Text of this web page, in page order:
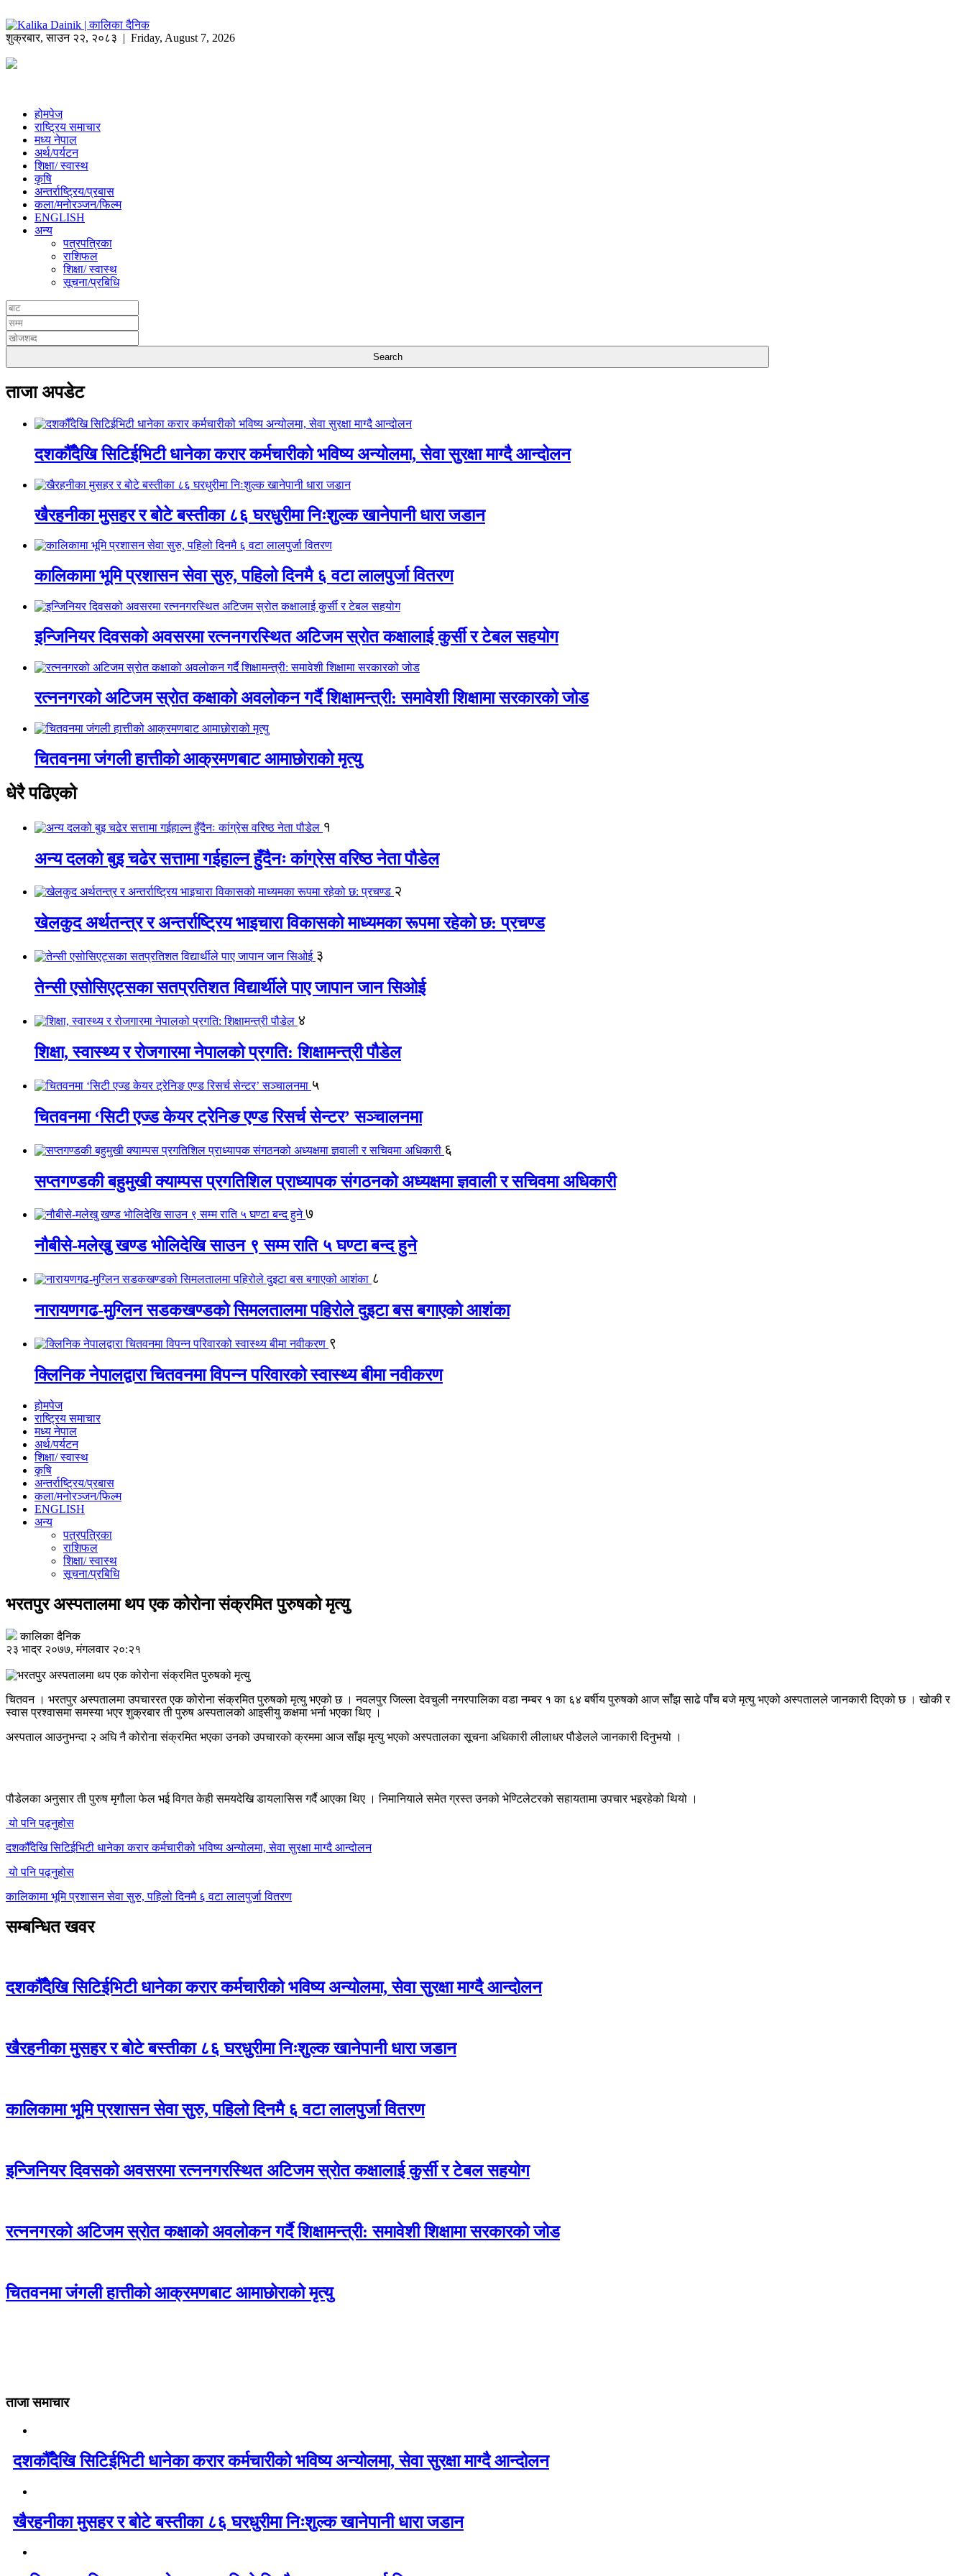
शुक्रबार,साउन २२, २०८३ | Friday, August 7, 2026
होमपेज
राष्ट्रिय समाचार
मध्य नेपाल
अर्थ/पर्यटन
शिक्षा/ स्वास्थ
कृषि
अन्तर्राष्ट्रिय/प्रबास
कला/मनोरञ्जन/फिल्म
ENGLISH
अन्य
पत्रपत्रिका
राशिफल
शिक्षा/ स्वास्थ
सूचना/प्रबिधि
ताजा अपडेट
दशकौँदेखि सिटिईभिटी धानेका करार कर्मचारीको भविष्य अन्योलमा, सेवा सुरक्षा माग्दै आन्दोलन
खैरहनीका मुसहर र बोटे बस्तीका ८६ घरधुरीमा निःशुल्क खानेपानी धारा जडान
कालिकामा भूमि प्रशासन सेवा सुरु, पहिलो दिनमै ६ वटा लालपुर्जा वितरण
इन्जिनियर दिवसको अवसरमा रत्ननगरस्थित अटिजम स्रोत कक्षालाई कुर्सी र टेबल सहयोग
रत्ननगरको अटिजम स्रोत कक्षाको अवलोकन गर्दै शिक्षामन्त्री: समावेशी शिक्षामा सरकारको जोड
चितवनमा जंगली हात्तीको आक्रमणबाट आमाछोराको मृत्यु
धेरै पढिएको
१
अन्य दलको बुइ चढेर सत्तामा गईहाल्न हुँदैनः कांग्रेस वरिष्ठ नेता पौडेल
२
खेलकुद अर्थतन्त्र र अन्तर्राष्ट्रिय भाइचारा विकासको माध्यमका रूपमा रहेको छ: प्रचण्ड
३
तेन्सी एसोसिएट्सका सतप्रतिशत विद्यार्थीले पाए जापान जान सिओई
४
शिक्षा, स्वास्थ्य र रोजगारमा नेपालको प्रगति: शिक्षामन्त्री पौडेल
५
चितवनमा ‘सिटी एज्ड केयर ट्रेनिङ एण्ड रिसर्च सेन्टर’ सञ्चालनमा
६
सप्तगण्डकी बहुमुखी क्याम्पस प्रगतिशिल प्राध्यापक संगठनको अध्यक्षमा ज्ञवाली र सचिवमा अधिकारी
७
नौबीसे-मलेखु खण्ड भोलिदेखि साउन ९ सम्म राति ५ घण्टा बन्द हुने
८
नारायणगढ-मुग्लिन सडकखण्डको सिमलतालमा पहिरोले दुइटा बस बगाएको आशंका
९
क्लिनिक नेपालद्वारा चितवनमा विपन्न परिवारको स्वास्थ्य बीमा नवीकरण
होमपेज
राष्ट्रिय समाचार
मध्य नेपाल
अर्थ/पर्यटन
शिक्षा/ स्वास्थ
कृषि
अन्तर्राष्ट्रिय/प्रबास
कला/मनोरञ्जन/फिल्म
ENGLISH
अन्य
पत्रपत्रिका
राशिफल
शिक्षा/ स्वास्थ
सूचना/प्रबिधि
भरतपुर अस्पतालमा थप एक कोरोना संक्रमित पुरुषको मृत्यु
कालिका दैनिक
२३ भाद्र २०७७, मंगलवार २०:२१
चितवन । भरतपुर अस्पतालमा उपचाररत एक कोरोना संक्रमित पुरुषको मृत्यु भएको छ । नवलपुर जिल्ला देवचुली नगरपालिका वडा नम्बर १ का ६४ बर्षीय पुरुषको आज सांँझ साढे पांँच बजे मृत्यु भएको अस्पतालले जानकारी दिएको छ । खोकी र
स्वास प्रश्वासमा समस्या भएर शुक्रबार ती पुरुष अस्पतालको आइसीयु कक्षमा भर्ना भएका थिए ।
अस्पताल आउनुभन्दा २ अघि नै कोरोना संक्रमित भएका उनको उपचारको क्रममा आज साँझ मृत्यु भएको अस्पतालका सूचना अधिकारी लीलाधर पौडेलले जानकारी दिनुभयो ।
पौडेलका अनुसार ती पुरुष मृगौला फेल भई विगत केही समयदेखि डायलासिस गर्दै आएका थिए । निमानियाले समेत ग्रस्त उनको भेण्टिलेटरको सहायतामा उपचार भइरहेको थियो ।
यो पनि पढ्नुहोस
दशकौँदेखि सिटिईभिटी धानेका करार कर्मचारीको भविष्य अन्योलमा, सेवा सुरक्षा माग्दै आन्दोलन
यो पनि पढ्नुहोस
कालिकामा भूमि प्रशासन सेवा सुरु, पहिलो दिनमै ६ वटा लालपुर्जा वितरण
सम्बन्धित खवर
दशकौँदेखि सिटिईभिटी धानेका करार कर्मचारीको भविष्य अन्योलमा, सेवा सुरक्षा माग्दै आन्दोलन
खैरहनीका मुसहर र बोटे बस्तीका ८६ घरधुरीमा निःशुल्क खानेपानी धारा जडान
कालिकामा भूमि प्रशासन सेवा सुरु, पहिलो दिनमै ६ वटा लालपुर्जा वितरण
इन्जिनियर दिवसको अवसरमा रत्ननगरस्थित अटिजम स्रोत कक्षालाई कुर्सी र टेबल सहयोग
रत्ननगरको अटिजम स्रोत कक्षाको अवलोकन गर्दै शिक्षामन्त्री: समावेशी शिक्षामा सरकारको जोड
चितवनमा जंगली हात्तीको आक्रमणबाट आमाछोराको मृत्यु
ताजा समाचार
दशकौँदेखि सिटिईभिटी धानेका करार कर्मचारीको भविष्य अन्योलमा, सेवा सुरक्षा माग्दै आन्दोलन
खैरहनीका मुसहर र बोटे बस्तीका ८६ घरधुरीमा निःशुल्क खानेपानी धारा जडान